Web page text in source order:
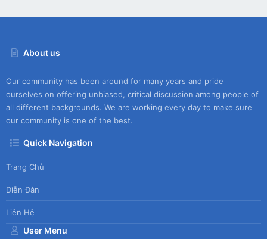
About us
Our community has been around for many years and pride
ourselves on offering unbiased, critical discussion among people of
all different backgrounds. We are working every day to make sure
our community is one of the best.
Quick Navigation
Trang Chủ
Diễn Đàn
Liên Hệ
User Menu